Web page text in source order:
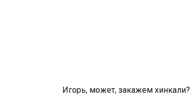
Игорь, может, закажем хинкали?